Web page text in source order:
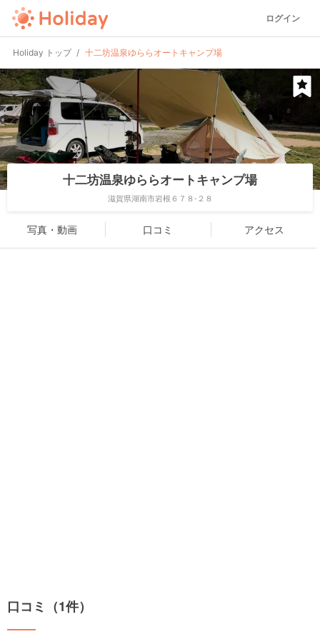
ログイン
Holiday トップ 十二坊温泉ゆららオートキャンプ場
十二坊温泉ゆららオートキャンプ場
滋賀県湖南市岩根６７８-２８
写真・動画 口コミ アクセス
口コミ（1件）